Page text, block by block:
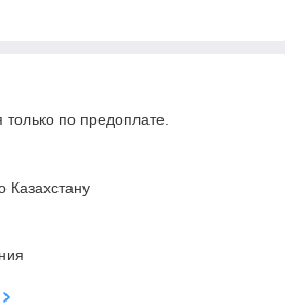
только по предоплате.
Казахстану